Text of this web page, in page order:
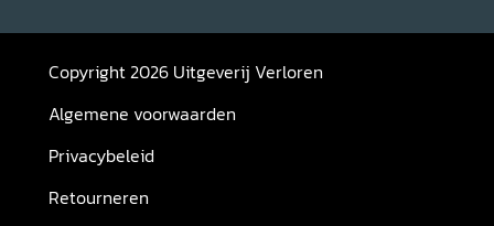
Copyright 2026 Uitgeverij Verloren
Algemene voorwaarden
Privacybeleid
Retourneren